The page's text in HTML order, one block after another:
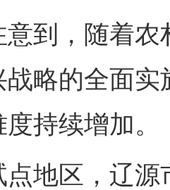
，随着农
略的全面实
持续增加。
区，辽源